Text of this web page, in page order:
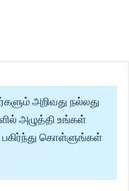
அறிவது நல்லது
அழுத்தி உங்கள்
கொள்ளுங்கள்